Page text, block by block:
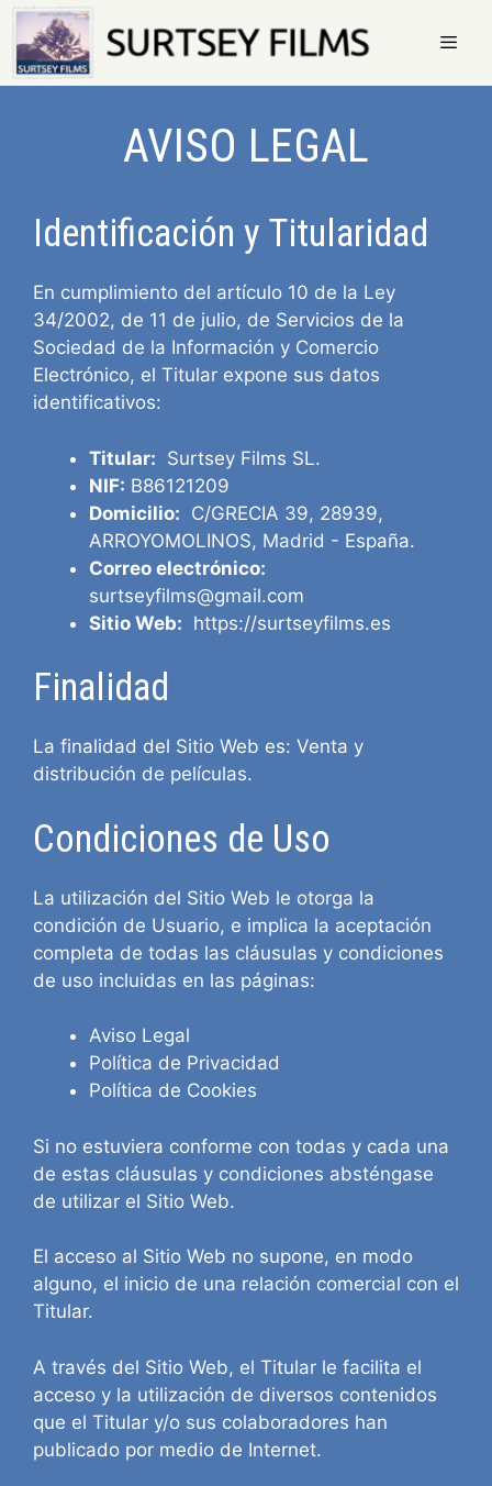
Saltar
al
contenido
AVISO LEGAL
Identificación y Titularidad
En cumplimiento del artículo 10 de la Ley
34/2002, de 11 de julio, de Servicios de la
Sociedad de la Información y Comercio
Electrónico, el Titular expone sus datos
identificativos:
Titular: Surtsey Films SL.
NIF: B86121209
Domicilio: C/GRECIA 39, 28939,
ARROYOMOLINOS, Madrid - España.
Correo electrónico:
surtseyfilms@gmail.com
Sitio Web: https://surtseyfilms.es
Finalidad
La finalidad del Sitio Web es: Venta y
distribución de películas.
Condiciones de Uso
La utilización del Sitio Web le otorga la
condición de Usuario, e implica la aceptación
completa de todas las cláusulas y condiciones
de uso incluidas en las páginas:
Aviso Legal
Política de Privacidad
Política de Cookies
Si no estuviera conforme con todas y cada una
de estas cláusulas y condiciones absténgase
de utilizar el Sitio Web.
El acceso al Sitio Web no supone, en modo
alguno, el inicio de una relación comercial con el
Titular.
A través del Sitio Web, el Titular le facilita el
acceso y la utilización de diversos contenidos
que el Titular y/o sus colaboradores han
publicado por medio de Internet.